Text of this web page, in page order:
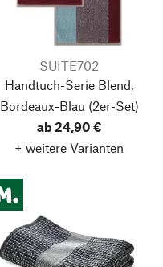
SUITE702
Handtuch-Serie Blend,
Bordeaux-Blau (2er-Set)
ab 24,90 €
+ weitere Varianten